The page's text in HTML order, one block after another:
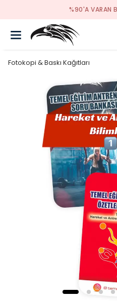
%90'A VARAN
Fotokopi & Baskı Kağıtları